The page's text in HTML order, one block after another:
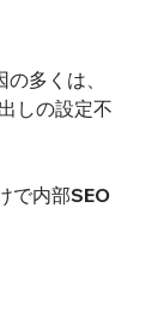
多くは、
しの設定不
で内部SEO